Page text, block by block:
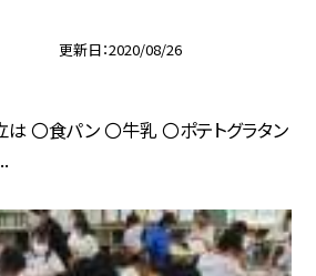
更新日 2020/08/26
は 〇食パン 〇牛乳 〇ポテトグラタン